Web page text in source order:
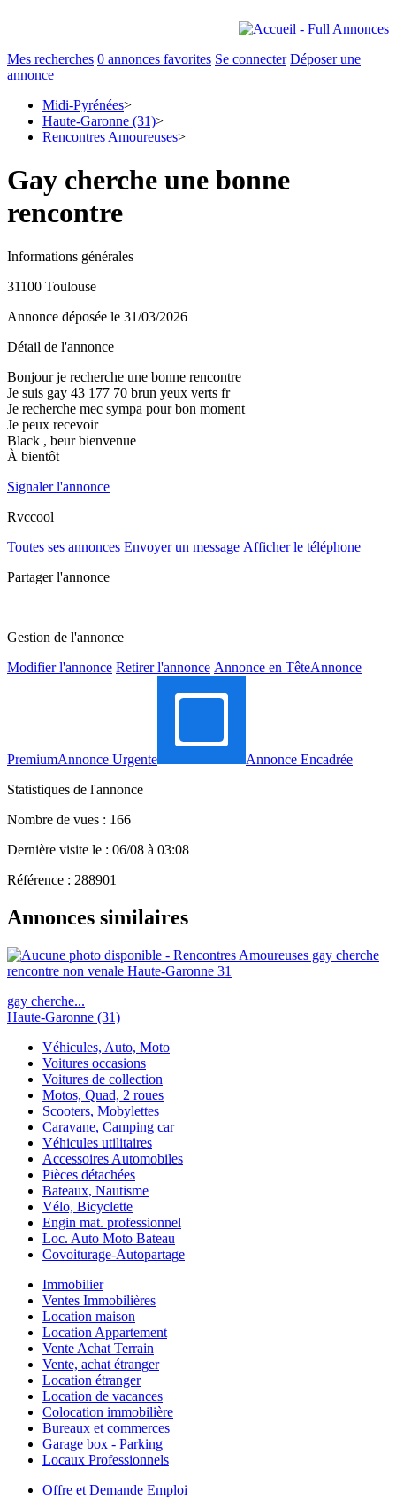
Mes recherches 0 annonces favorites Se connecter Déposer une
annonce
Midi-Pyrénées>
Haute-Garonne (31)>
Rencontres Amoureuses>
Gay cherche une bonne
rencontre
Informations générales
31100 Toulouse
Annonce déposée le 31/03/2026
Détail de l'annonce
Bonjour je recherche une bonne rencontre
Je suis gay 43 177 70 brun yeux verts fr
Je recherche mec sympa pour bon moment
Je peux recevoir
Black , beur bienvenue
À bientôt
Signaler l'annonce
Rvccool
Toutes ses annonces Envoyer un message Afficher le téléphone
Partager l'annonce
Gestion de l'annonce
Modifier l'annonce Retirer l'annonce Annonce en TêteAnnonce
PremiumAnnonce Urgente
Annonce Encadrée
Statistiques de l'annonce
Nombre de vues : 166
Dernière visite le : 06/08 à 03:08
Référence : 288901
Annonces similaires
gay cherche...
Haute-Garonne (31)
Véhicules, Auto, Moto
Voitures occasions
Voitures de collection
Motos, Quad, 2 roues
Scooters, Mobylettes
Caravane, Camping car
Véhicules utilitaires
Accessoires Automobiles
Pièces détachées
Bateaux, Nautisme
Vélo, Bicyclette
Engin mat. professionnel
Loc. Auto Moto Bateau
Covoiturage-Autopartage
Immobilier
Ventes Immobilières
Location maison
Location Appartement
Vente Achat Terrain
Vente, achat étranger
Location étranger
Location de vacances
Colocation immobilière
Bureaux et commerces
Garage box - Parking
Locaux Professionnels
Offre et Demande Emploi